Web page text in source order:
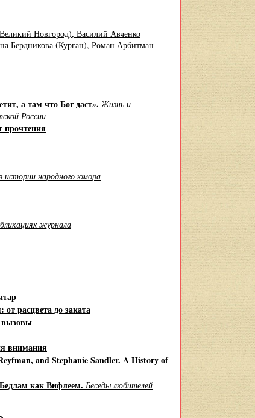
Новгород), Василий Авченко
Бердникова (Курган), Роман Арбитман
а там что Бог даст».Жизнь и
России
прочтения
истории народного юмора
журнала
расцвета до заката
внимания
and Stephanie Sandler. A History of
как Вифлеем. Беседы любителей